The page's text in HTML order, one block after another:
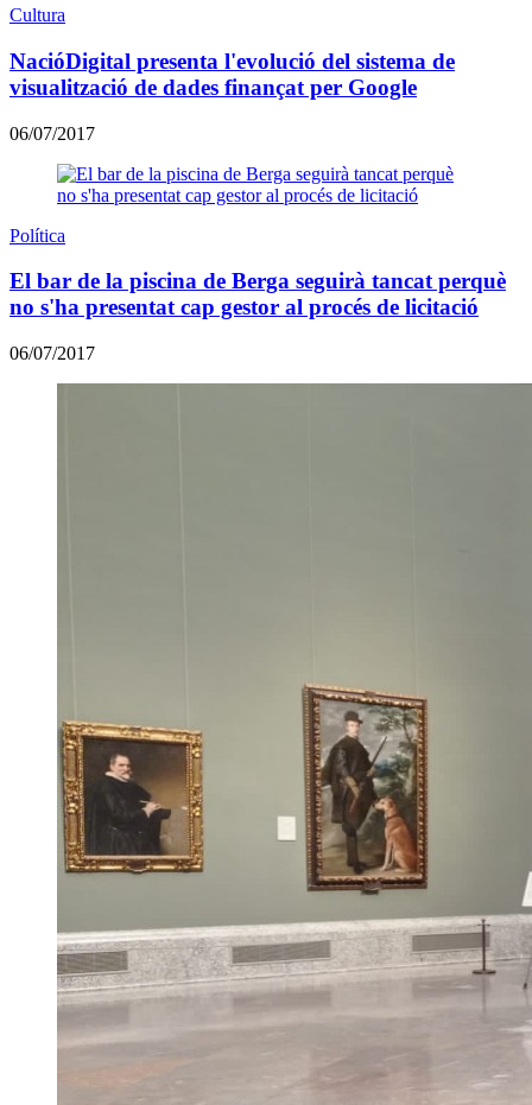
Cultura
NacióDigital presenta l'evolució del sistema de
visualització de dades finançat per Google
06/07/2017
Política
El bar de la piscina de Berga seguirà tancat perquè
no s'ha presentat cap gestor al procés de licitació
06/07/2017